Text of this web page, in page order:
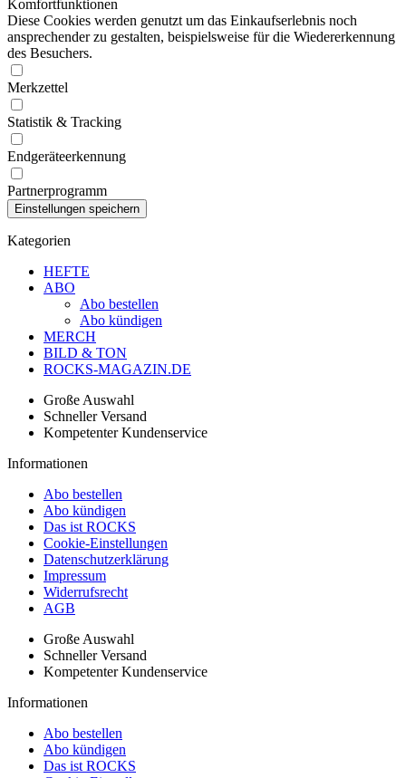
Komfortfunktionen
Diese Cookies werden genutzt um das Einkaufserlebnis noch
ansprechender zu gestalten, beispielsweise für die Wiedererkennung
des Besuchers.
Merkzettel
Statistik & Tracking
Endgeräteerkennung
Partnerprogramm
Kategorien
HEFTE
ABO
Abo bestellen
Abo kündigen
MERCH
BILD & TON
ROCKS-MAGAZIN.DE
Große Auswahl
Schneller Versand
Kompetenter Kundenservice
Informationen
Abo bestellen
Abo kündigen
Das ist ROCKS
Cookie-Einstellungen
Datenschutzerklärung
Impressum
Widerrufsrecht
AGB
Große Auswahl
Schneller Versand
Kompetenter Kundenservice
Informationen
Abo bestellen
Abo kündigen
Das ist ROCKS